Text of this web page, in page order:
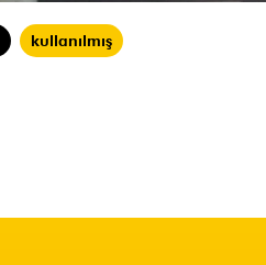
kullanılmış